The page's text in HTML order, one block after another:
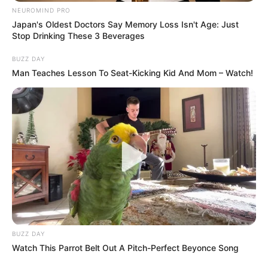
NEUROMIND PRO
Japan's Oldest Doctors Say Memory Loss Isn't Age: Just
Stop Drinking These 3 Beverages
BUZZ DAY
Man Teaches Lesson To Seat-Kicking Kid And Mom – Watch!
BUZZ DAY
Watch This Parrot Belt Out A Pitch-Perfect Beyonce Song